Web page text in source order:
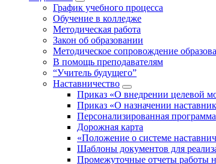
График учебного процесса
Обучение в колледже
Методическая работа
Закон об образовании
Методическое сопровождение
В помощь преподавателям
“Учитель будущего”
Наставничество
Приказ «О внедрении целевой
Приказ «О назначении
Персонализированная программа
Дорожная карта
«Положение о системе
Шаблоны документов для
Промежуточные отчеты работы